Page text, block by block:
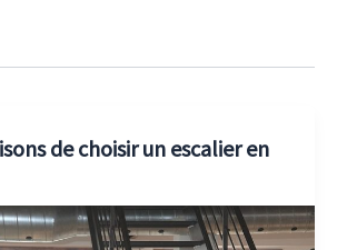
de choisir un escalier en